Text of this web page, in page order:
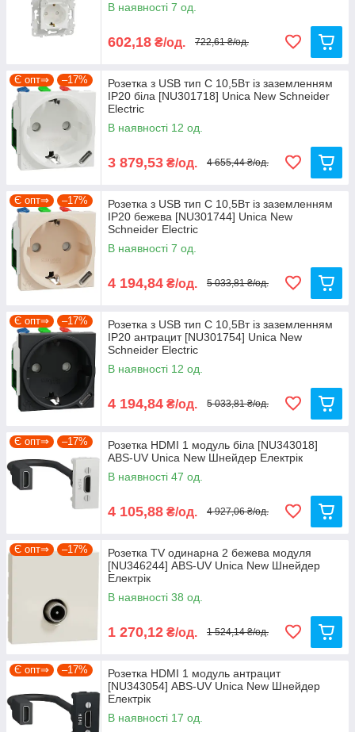
В наявності 7 од.
602,18 ₴/од. 722,61 ₴/од.
Є опт⇒ –17%
Розетка з USB тип C 10,5Вт із заземленням
IP20 біла [NU301718] Unica New Schneider
Electric
В наявності 12 од.
3 879,53 ₴/од. 4 655,44 ₴/од.
Є опт⇒ –17%
Розетка з USB тип C 10,5Вт із заземленням
IP20 бежева [NU301744] Unica New
Schneider Electric
В наявності 7 од.
4 194,84 ₴/од. 5 033,81 ₴/од.
Є опт⇒ –17%
Розетка з USB тип C 10,5Вт із заземленням
IP20 антрацит [NU301754] Unica New
Schneider Electric
В наявності 12 од.
4 194,84 ₴/од. 5 033,81 ₴/од.
Є опт⇒ –17%
Розетка HDMI 1 модуль біла [NU343018]
ABS-UV Unica New Шнейдер Електрік
В наявності 47 од.
4 105,88 ₴/од. 4 927,06 ₴/од.
Є опт⇒ –17%
Розетка TV одинарна 2 бежева модуля
[NU346244] ABS-UV Unica New Шнейдер
Електрік
В наявності 38 од.
1 270,12 ₴/од. 1 524,14 ₴/од.
Є опт⇒ –17%
Розетка HDMI 1 модуль антрацит
[NU343054] ABS-UV Unica New Шнейдер
Електрік
В наявності 17 од.